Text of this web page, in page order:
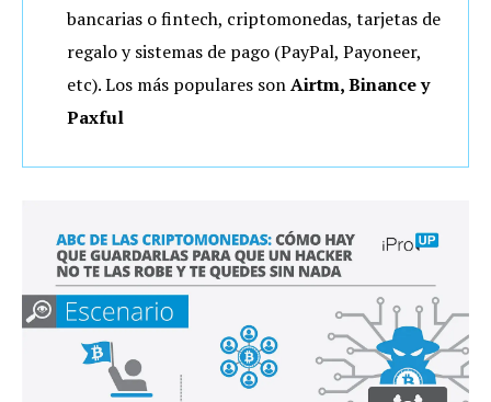
bancarias o fintech, criptomonedas, tarjetas de
regalo y sistemas de pago (PayPal, Payoneer,
etc). Los más populares sonAirtm, Binance y
Paxful